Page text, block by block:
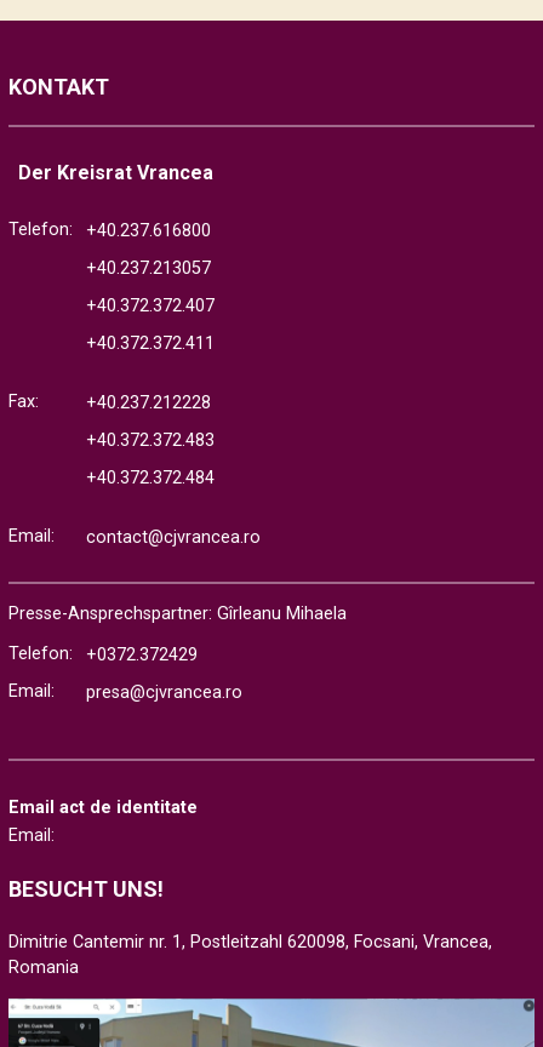
KONTAKT
Der Kreisrat Vrancea
Telefon:
+40.237.616800
+40.237.213057
+40.372.372.407
+40.372.372.411
Fax:
+40.237.212228
+40.372.372.483
+40.372.372.484
Email: contact@cjvrancea.ro
Presse-Ansprechspartner: Gîrleanu Mihaela
Telefon:
+0372.372429
Email:
presa@cjvrancea.ro
Email act de identitate
Email:
BESUCHT UNS!
Dimitrie Cantemir nr. 1, Postleitzahl 620098, Focsani, Vrancea,
Romania